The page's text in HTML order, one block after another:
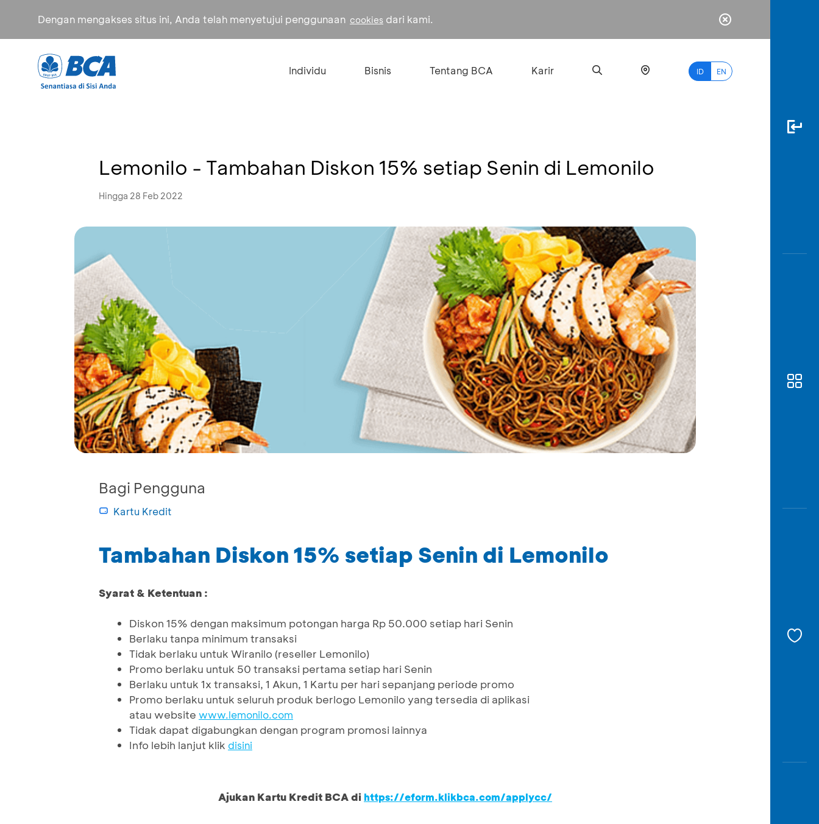
Dengan mengakses situs ini, Anda telah menyetujui penggunaan cookies dari kami.
Individu Bisnis Tentang BCA Karir ID EN
Lemonilo - Tambahan Diskon 15% setiap Senin di Lemonilo
Hingga 28 Feb 2022
Bagi Pengguna
Kartu Kredit
Tambahan Diskon 15% setiap Senin di Lemonilo
Syarat & Ketentuan :
Diskon 15% dengan maksimum potongan harga Rp 50.000 setiap hari Senin
Berlaku tanpa minimum transaksi
Tidak berlaku untuk Wiranilo (reseller Lemonilo)
Promo berlaku untuk 50 transaksi pertama setiap hari Senin
Berlaku untuk 1x transaksi, 1 Akun, 1 Kartu per hari sepanjang periode promo
Promo berlaku untuk seluruh produk berlogo Lemonilo yang tersedia di aplikasi
atau website www.lemonilo.com
Tidak dapat digabungkan dengan program promosi lainnya
Info lebih lanjut klik disini
Ajukan Kartu Kredit BCA di https://eform.klikbca.com/applycc/